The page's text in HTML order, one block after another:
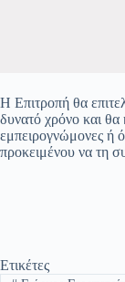
Η Επιτροπή θα
δυνατό χρόνο και θα
εμπειρογνώμονες ή
προκειμένου να τη
Ετικέτες